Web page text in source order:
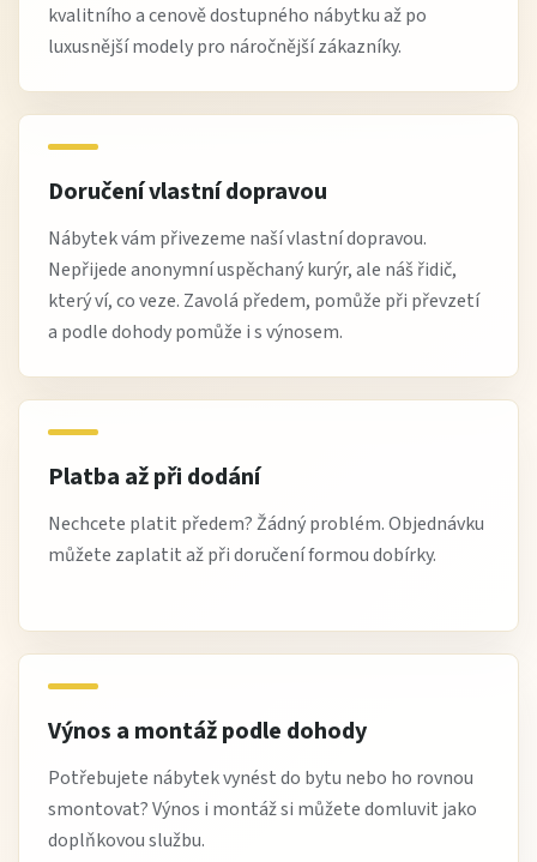
kvalitního a cenově dostupného nábytku až po
luxusnější modely pro náročnější zákazníky.
Doručení vlastní dopravou
Nábytek vám přivezeme naší vlastní dopravou.
Nepřijede anonymní uspěchaný kurýr, ale náš řidič,
který ví, co veze. Zavolá předem, pomůže při převzetí
a podle dohody pomůže i s výnosem.
Platba až při dodání
Nechcete platit předem? Žádný problém. Objednávku
můžete zaplatit až při doručení formou dobírky.
Výnos a montáž podle dohody
Potřebujete nábytek vynést do bytu nebo ho rovnou
smontovat? Výnos i montáž si můžete domluvit jako
doplňkovou službu.